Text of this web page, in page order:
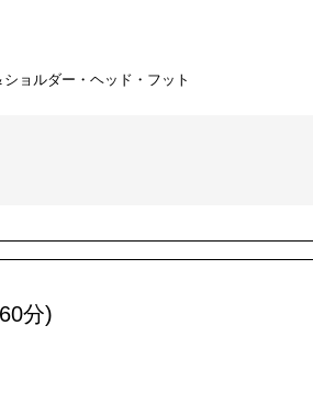
ョルダー・ヘッド・フット
分)